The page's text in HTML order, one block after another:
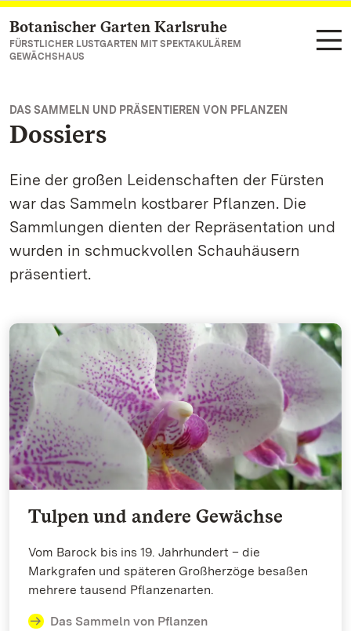
Zum Hauptinhalt springen
Botanischer Garten Karlsruhe
FÜRSTLICHER LUSTGARTEN MIT SPEKTAKULÄREM
GEWÄCHSHAUS
DAS SAMMELN UND PRÄSENTIEREN VON PFLANZEN
Dossiers
Eine der großen Leidenschaften der Fürsten
war das Sammeln kostbarer Pflanzen. Die
Sammlungen dienten der Repräsentation und
wurden in schmuckvollen Schauhäusern
präsentiert.
Tulpen und andere Gewächse
Vom Barock bis ins 19. Jahrhundert – die
Markgrafen und späteren Großherzöge besaßen
mehrere tausend Pflanzenarten.
Das Sammeln von Pflanzen